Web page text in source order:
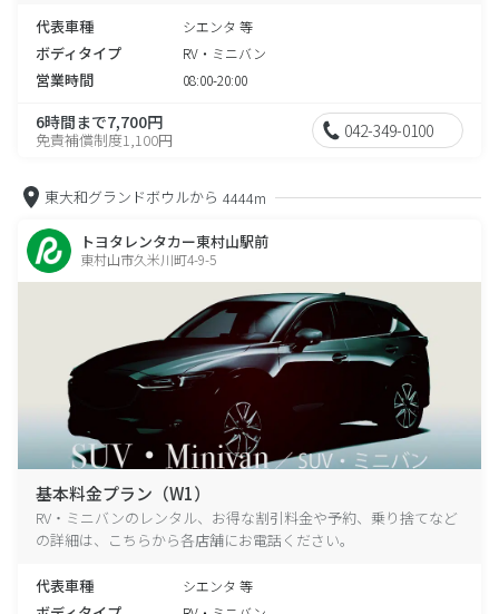
代表車種 シエンタ 等
ボディタイプ RV・ミニバン
営業時間 08:00-20:00
6時間まで7,700円
免責補償制度1,100円 042-349-0100
東大和グランドボウルから 4444m
トヨタレンタカー東村山駅前
東村山市久米川町4-9-5
基本料金プラン（W1）
RV・ミニバンのレンタル、お得な割引料金や予約、乗り捨てなど
の詳細は、こちらから各店舗にお電話ください。
代表車種 シエンタ 等